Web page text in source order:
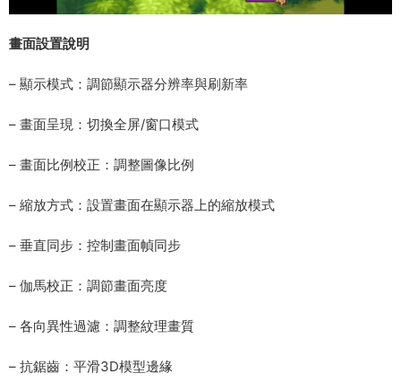
畫面設置說明
– 顯示模式：調節顯示器分辨率與刷新率
– 畫面呈現：切換全屏/窗口模式
– 畫面比例校正：調整圖像比例
– 縮放方式：設置畫面在顯示器上的縮放模式
– 垂直同步：控制畫面幀同步
– 伽馬校正：調節畫面亮度
– 各向異性過濾：調整紋理畫質
– 抗鋸齒：平滑3D模型邊緣